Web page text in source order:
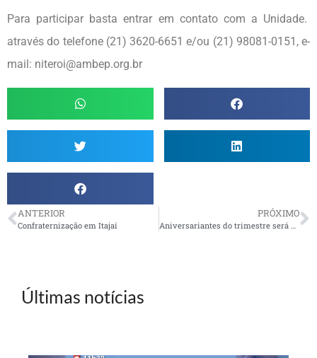
Para participar basta entrar em contato com a Unidade.
através do telefone (21) 3620-6651 e/ou (21) 98081-0151, e-
mail: niteroi@ambep.org.br
ANTERIOR
Confraternização em Itajaí
PRÓXIMO
Aniversariantes do trimestre será comemorado em São José dos Campos
Últimas notícias